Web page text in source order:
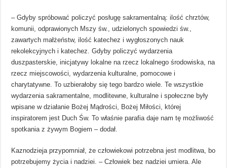
– Gdyby spróbować policzyć posługę sakramentalną: ilość chrztów,
komunii, odprawionych Mszy św., udzielonych spowiedzi św.,
zawartych małżeństw, ilość katechez i wygłoszonych nauk
rekolekcyjnych i katechez. Gdyby policzyć wydarzenia
duszpasterskie, inicjatywy lokalne na rzecz lokalnego środowiska, na
rzecz miejscowości, wydarzenia kulturalne, pomocowe i
charytatywne. To uzbierałoby się tego bardzo wiele. Te wszystkie
wydarzenia sakramentalne, modlitewne, kulturalne i społeczne były
wpisane w działanie Bożej Mądrości, Bożej Miłości, której
inspiratorem jest Duch Św. To właśnie parafia daje nam tę możliwość
spotkania z żywym Bogiem – dodał.
Kaznodzieja przypomniał, że człowiekowi potrzebna jest modlitwa, bo
potrzebujemy życia i nadziei. – Człowiek bez nadziei umiera. Ale